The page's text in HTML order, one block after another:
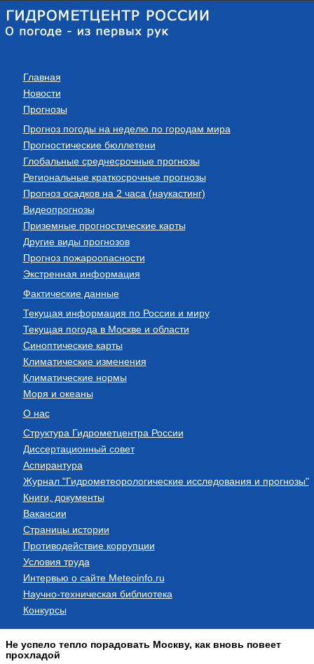
Главная
Новости
Прогнозы
Прогноз погоды на неделю по городам мира
Прогностические бюллетени
Глобальные среднесрочные прогнозы
Региональные краткосрочные прогнозы
Прогноз осадков на 2 часа (наукастинг)
Видеопрогнозы
Приземные прогностические карты
Другие виды прогнозов
Прогноз пожароопасности
Экстренная информация
Фактические данные
Текущая информация по России и миру
Текущая погода в Москве и области
Синоптические карты
Климатические изменения
Климатические нормы
Моря и океаны
О нас
Структура Гидрометцентра России
Диссертационный совет
Аспирантура
Журнал "Гидрометеорологические исследования и прогнозы"
Книги, документы
Вакансии
Страницы истории
Противодействие коррупции
Условия труда
Интервью о сайте Meteoinfo.ru
Научно-техническая библиотека
Конкурсы
Не успело тепло порадовать Москву, как вновь повеет
прохладой